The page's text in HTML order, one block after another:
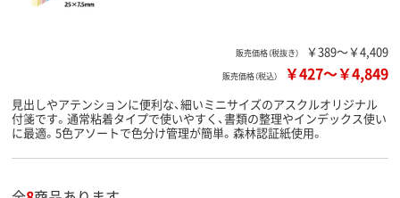
販売価格（税抜き） ￥389～￥4,409
販売価格（税込） ￥427～￥4,849
見出しやアテンションに便利な、細いミニサイズのアスクルオリジナル
付箋です。通常粘着タイプで使いやすく、書類の整理やインデックス使い
に最適。5色アソートで色分け管理が簡単。森林認証紙使用。